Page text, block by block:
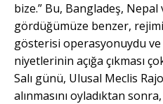
bize.” Bu, Bangladeş, Nepal
gördüğümüze benzer,
gösterisi operasyonuydu
niyetlerinin açığa çıkması
Salı günü, Ulusal Meclis
alınmasını oyladıktan